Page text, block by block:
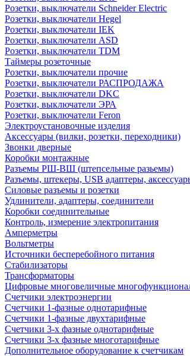
Розетки, выключатели Schneider Electric
Розетки, выключатели Hegel
Розетки, выключатели IEK
Розетки, выключатели ASD
Розетки, выключатели TDM
Таймеры розеточные
Розетки, выключатели прочие
Розетки, выключатели РАСПРОДАЖА
Розетки, выключатели DKC
Розетки, выключатели ЭРА
Розетки, выключатели Feron
Электроустановочные изделия
Аксессуары (вилки, розетки, переходники)
Звонки дверные
Коробки монтажные
Разъемы РШ-ВШ (штепсельные разьемы)
Разъемы, штекеры, USB адаптеры,
Силовые разъемы и розетки
Удлинители, адаптеры, соединители
Коробки соединительные
Контроль, измерение электропитания
Амперметры
Вольтметры
Источники бесперебойного питания
Стабилизаторы
Трансформаторы
Цифровые многовеличные
Счетчики электроэнергии
Счетчики 1-фазные однотарифные
Счетчики 1-фазные двухтарифные
Счетчики 3-х фазные однотарифные
Счетчики 3-х фазные многотарифные
Дополнительное оборудование к счетчикам